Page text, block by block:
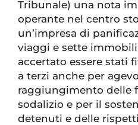
Tribunale) una nota
operante nel centro
un’impresa di
viaggi e sette immobili
accertato essere stati
a terzi anche per
raggiungimento delle
sodalizio e per il
detenuti e delle